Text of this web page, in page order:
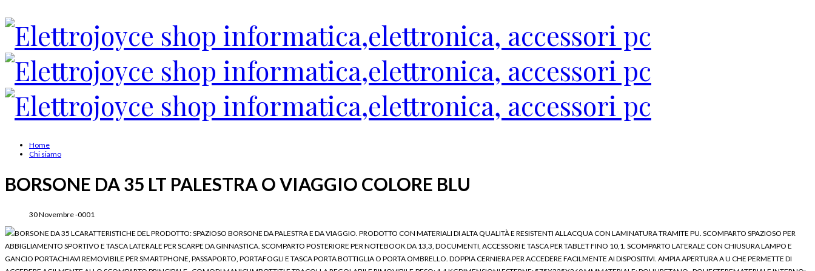
Home
Chi siamo
BORSONE DA 35 LT PALESTRA O VIAGGIO COLORE BLU
30 Novembre -0001
BORSONE DA 35 LCARATTERISTICHE DEL PRODOTTO: SPAZIOSO BORSONE DA PALESTRA E DA VIAGGIO. PRODOTTO CON MATERIALI DI ALTA QUALITÀ E RESISTENTI ALLACQUA CON LAMINATURA TRAMITE PU. SCOMPARTO SPAZIOSO PER
ABBIGLIAMENTO SPORTIVO E TASCA LATERALE PER SCARPE DA GINNASTICA. SCOMPARTO POSTERIORE PER NOTEBOOK DA 13,3, DOCUMENTI, ACCESSORI E TASCA PER TABLET FINO 10,1. SCOMPARTO LATERALE CON CHIUSURA LAMPO E
GANCIO PORTACHIAVI REMOVIBILE PER SMARTPHONE, PASSAPORTO, PORTAFOGLI E TASCA PORTA BOTTIGLIA O PORTA OMBRELLO. DOPPIA CERNIERA PER ACCEDERE FACILMENTE AI DISPOSITIVI. AMPIA APERTURA A U CHE PERMETTE DI